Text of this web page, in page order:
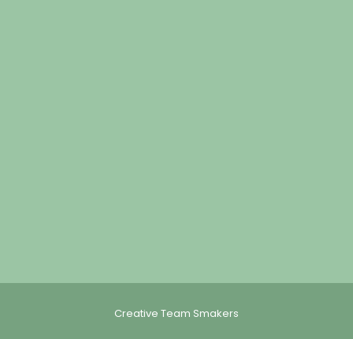
Creative Team Smakers